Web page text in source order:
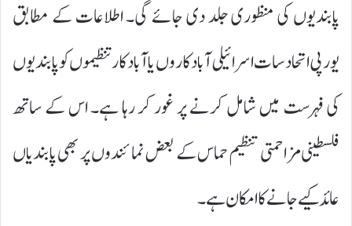
پابندیوں کی منظوری جلد دی جائے گی۔ اطلاعات کے مطابق
یورپی اتحاد سات اسرائیلی آبادکاروں یا آبادکار تنظیموں کو پابندیوں
کی فہرست میں شامل کرنے پر غور کر رہا ہے۔ اس کے ساتھ
فلسطینی مزاحمتی تنظیم حماس کے بعض نمائندوں پر بھی پابندیاں
عائد کیے جانے کا امکان ہے۔